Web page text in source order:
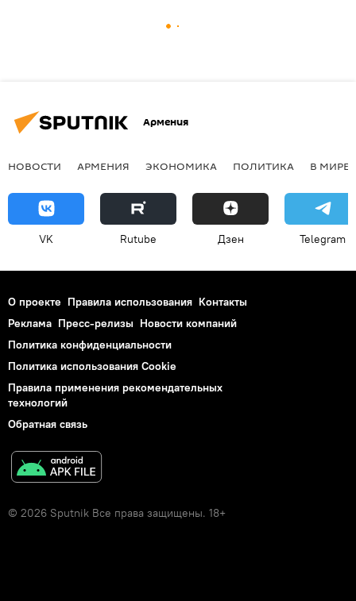
Армения
НОВОСТИ АРМЕНИЯ ЭКОНОМИКА ПОЛИТИКА В МИРЕ
VK Rutube Дзен Telegram
О проекте Правила использования Контакты
Реклама Пресс-релизы Новости компаний
Политика конфиденциальности
Политика использования Cookie
Правила применения рекомендательных
технологий
Обратная связь
© 2026 Sputnik Все права защищены. 18+